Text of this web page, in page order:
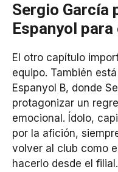
Sergio García
Espanyol
El otro capítulo
equipo. También
Espanyol B, donde
protagonizar un
emocional. Ídolo,
por la afición,
volver al club como
hacerlo desde el